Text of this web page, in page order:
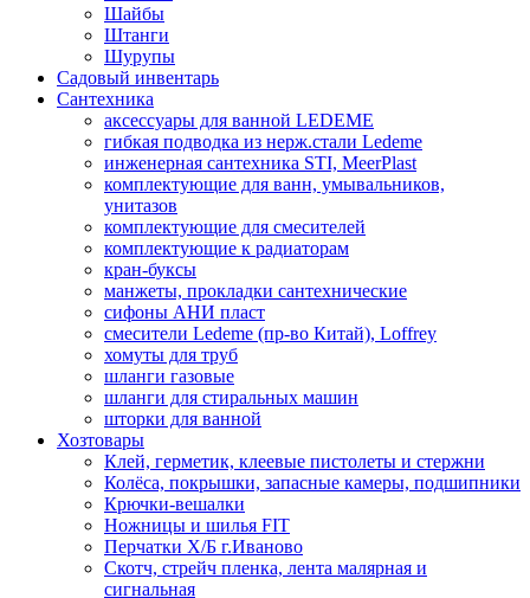
Шайбы
Штанги
Шурупы
Садовый инвентарь
Сантехника
аксессуары для ванной LEDEME
гибкая подводка из нерж.стали Ledeme
инженерная сантехника STI, MeerPlast
комплектующие для ванн, умывальников,
унитазов
комплектующие для смесителей
комплектующие к радиаторам
кран-буксы
манжеты, прокладки сантехнические
сифоны АНИ пласт
смесители Ledeme (пр-во Китай), Loffrey
хомуты для труб
шланги газовые
шланги для стиральных машин
шторки для ванной
Хозтовары
Клей, герметик, клеевые пистолеты и стержни
Колёса, покрышки, запасные камеры, подшипники
Крючки-вешалки
Ножницы и шилья FIT
Перчатки Х/Б г.Иваново
Скотч, стрейч пленка, лента малярная и
сигнальная